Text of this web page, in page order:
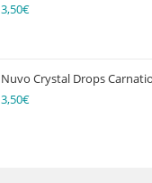
3,50€
Nuvo Crystal Drops
3,50€